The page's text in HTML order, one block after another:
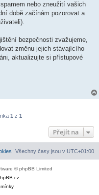
nebo zneužití vašich
době začínám pozorovat a
bezpečnosti zvažujeme,
změnu jejich stávajícího
aktualizujte si přístupové
1 z 1
Přejít na
Všechny časy jsou v UTC+01:00
© phpBB Limited